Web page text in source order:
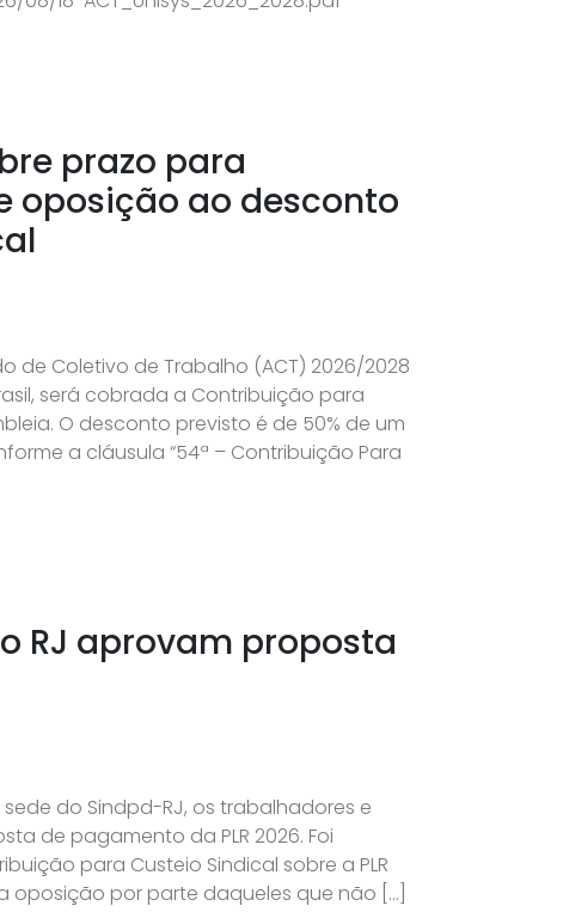
prazo para
oposição ao desconto
Coletivo de Trabalho (ACT) 2026/2028
será cobrada a Contribuição para
O desconto previsto é de 50% de um
a cláusula “54ª – Contribuição Para
RJ aprovam proposta
do Sindpd-RJ, os trabalhadores e
de pagamento da PLR 2026. Foi
para Custeio Sindical sobre a PLR
oposição por parte daqueles que não […]